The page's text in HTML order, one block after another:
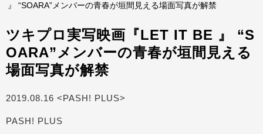
』 “SOARA”メンバーの青春が垣間見える場面写真が解禁
ツキプロ実写映画『LET IT BE 』 “S
OARA”メンバーの青春が垣間見える
場面写真が解禁
2019.08.16 <PASH! PLUS>
PASH! PLUS